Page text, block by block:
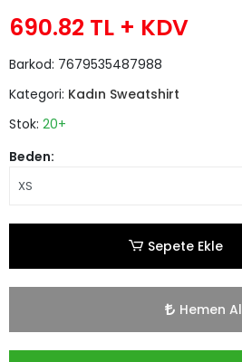
690.82 TL + KDV
Barkod: 7679535487988
Kategori: Kadın Sweatshirt
Stok: 20+
Beden:
Sepete Ekle
Hemen Al